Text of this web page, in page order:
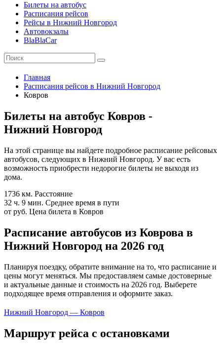
Билеты на автобус
Расписания рейсов
Рейсы в Нижний Новгород
Автовокзалы
BlaBlaCar
Главная
Расписания рейсов в Нижний Новгород
Ковров
Билеты на автобус Ковров -
Нижний Новгород
На этой странице вы найдете подробное расписание рейсовых
автобусов, следующих в Нижний Новгород. У вас есть
возможность приобрести недорогие билеты не выходя из
дома.
1736 км. Расстояние
32 ч. 9 мин. Среднее время в пути
от руб. Цена билета в Ковров
Расписание автобусов из Коврова в
Нижний Новгород на 2026 год
Планируя поездку, обратите внимание на то, что расписание и
цены могут меняться. Мы предоставляем самые достоверные
и актуальные данные и стоимость на 2026 год. Выберете
подходящее время отправления и оформите заказ.
Нижний Новгород — Ковров
Маршрут рейса с остановками